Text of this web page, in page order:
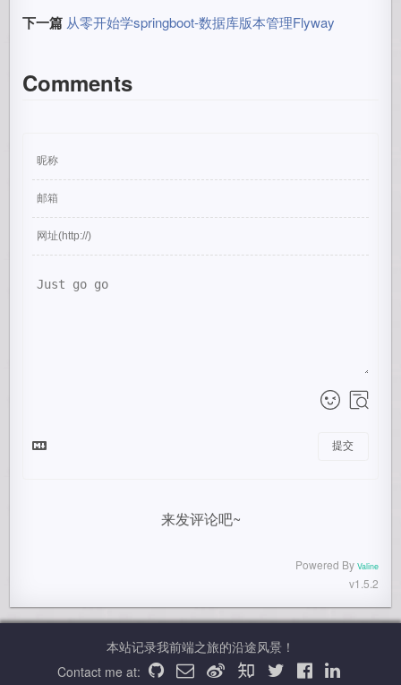
下一篇 从零开始学springboot-数据库版本管理Flyway
Comments
提交
来发评论吧~
Powered By Valine
v1.5.2
本站记录我前端之旅的沿途风景！
Contact me at: